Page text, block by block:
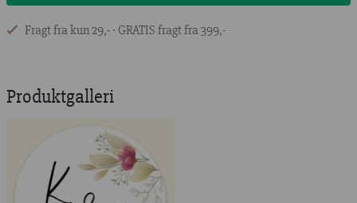
Fragt fra kun 29,- ∙ GRATIS fragt fra 399,-
Produktgalleri